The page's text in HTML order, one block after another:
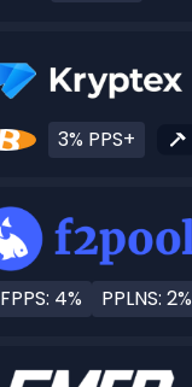
3% PPS+
FPPS: 4% PPLNS: 2%